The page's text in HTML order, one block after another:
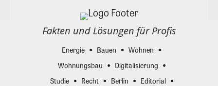
Fakten und Lösungen für Profis
Energie Bauen
Wohnen
Wohnungsbau
Digitalisierung
Studie
Recht Berlin
Editorial